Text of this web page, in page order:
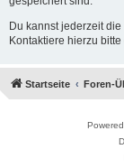
Du kannst jederzeit
Kontaktiere hierzu bitte
Startseite Foren-